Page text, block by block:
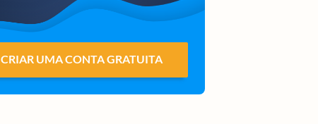
CRIAR UMA CONTA GRATUITA